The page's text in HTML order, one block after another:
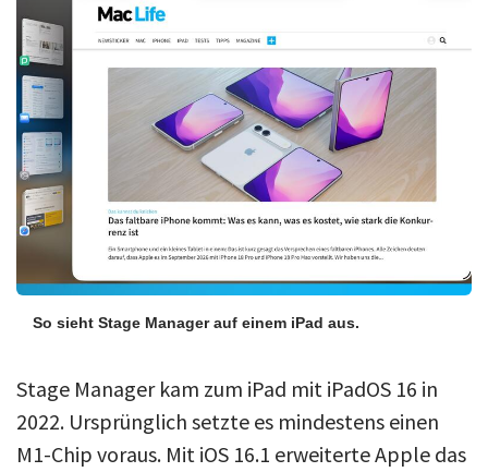
So sieht Stage Manager auf einem iPad aus.
Stage Manager kam zum iPad mit iPadOS 16 in
2022. Ursprünglich setzte es mindestens einen
M1-Chip voraus. Mit iOS 16.1 erweiterte Apple das